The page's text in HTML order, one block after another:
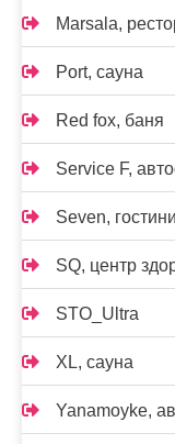
Marsala,
Port, сауна
Red fox, баня
Service F,
Seven,
SQ, центр
STO_Ultra
XL, сауна
Yanamoyke,